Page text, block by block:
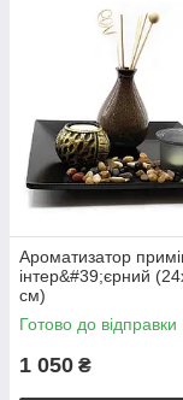
Ароматизатор
інтер&#39;єрний
см)
Готово до відправки
1 050 ₴